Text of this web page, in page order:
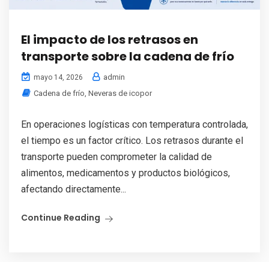
El impacto de los retrasos en
transporte sobre la cadena de frío
mayo 14, 2026
admin
Cadena de frío Neveras de icopor
En operaciones logísticas con temperatura controlada,
el tiempo es un factor crítico. Los retrasos durante el
transporte pueden comprometer la calidad de
alimentos, medicamentos y productos biológicos,
afectando directamente...
Continue Reading